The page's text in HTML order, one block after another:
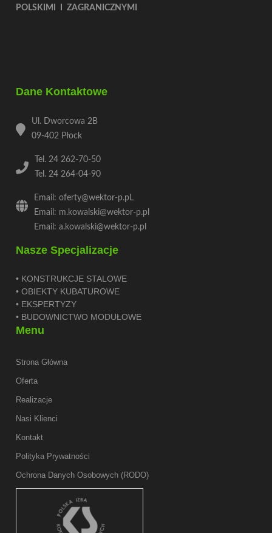
POLSKIMI I ZAGRANICZNYMI
Dane Kontaktowe
Ul. Dworcowa 2B
09-402 Płock
Tel. 24 262-70-50
Tel. 24 264-04-90
Email: oferty@wektor-p.pL
Email: m.kowalski@wektor-p.pl
Email: a.kowalski@wektor-p.pl
Nasze Specjalizacje
• KONSTRUKCJE STALOWE
• OBIEKTY KUBATUROWE
• EKSPERTYZY
• BUDOWNICTWO MODUŁOWE
Menu
Strona Główna
Oferta
Realizacje
Nasi Klienci
Kontakt
Polityka Prywatności
Ochrona Danych Osobowych (RODO)